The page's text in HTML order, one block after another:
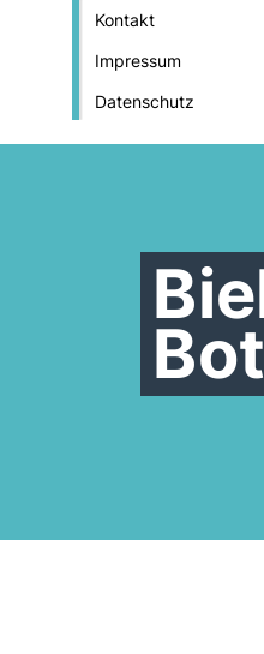
Kontakt
Impressum
Datenschutz